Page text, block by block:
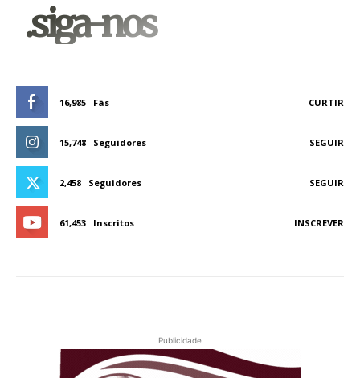
.siga-nos
16,985 Fãs CURTIR
15,748 Seguidores SEGUIR
2,458 Seguidores SEGUIR
61,453 Inscritos INSCREVER
Publicidade